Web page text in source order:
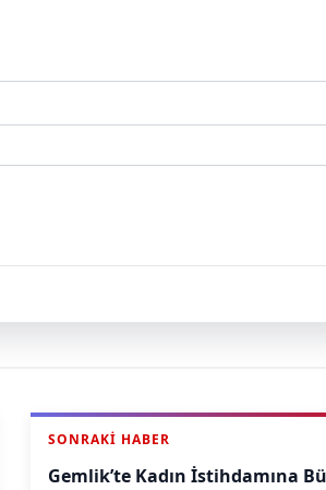
SONRAKI HABER
Gemlik’te Kadın İstihdamına